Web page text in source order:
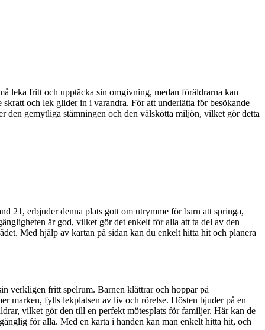
leka fritt och upptäcka sin omgivning, medan föräldrarna kan
och lek glider in i varandra. För att underlätta för besökande
den gemytliga stämningen och den välskötta miljön, vilket gör detta
21, erbjuder denna plats gott om utrymme för barn att springa,
är god, vilket gör det enkelt för alla att ta del av den
Med hjälp av kartan på sidan kan du enkelt hitta hit och planera
verkligen fritt spelrum. Barnen klättrar och hoppar på
marken, fylls lekplatsen av liv och rörelse. Hösten bjuder på en
vilket gör den till en perfekt mötesplats för familjer. Här kan de
för alla. Med en karta i handen kan man enkelt hitta hit, och